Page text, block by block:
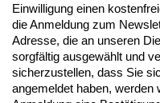
Einwilligung einen
die Anmeldung zum
Adresse, die an unseren
sorgfältig ausgewählt und
sicherzustellen, dass Sie
angemeldet haben, werden